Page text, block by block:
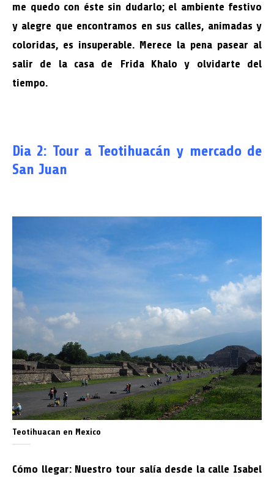
me quedo con éste sin dudarlo; el ambiente festivo
y alegre que encontramos en sus calles, animadas y
coloridas, es insuperable. Merece la pena pasear al
salir de la casa de Frida Khalo y olvidarte del
tiempo.
Dia 2: Tour a Teotihuacán y mercado de
San Juan
Teotihuacan en Mexico
Cómo llegar: Nuestro tour salía desde la calle Isabel